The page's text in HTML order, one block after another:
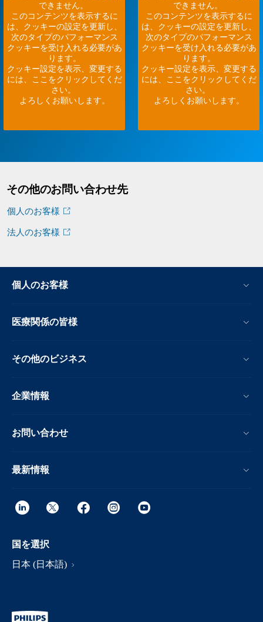
できません。
このコンテンツを表示するに
は、クッキーの設定を更新し、
次のタイプのパフォーマンス
クッキーを受け入れる必要があ
ります。
クッキー設定を表示、変更する
には、ここをクリックしてくだ
さい。
よろしくお願いします。
できません。
このコンテンツを表示するに
は、クッキーの設定を更新し、
次のタイプのパフォーマンス
クッキーを受け入れる必要があ
ります。
クッキー設定を表示、変更する
には、ここをクリックしてくだ
さい。
よろしくお願いします。
その他のお問い合わせ先
個人のお客様
法人のお客様
個人のお客様
医療関係の皆様
その他のビジネス
企業情報
お問い合わせ
最新情報
国を選択
日本 (日本語)